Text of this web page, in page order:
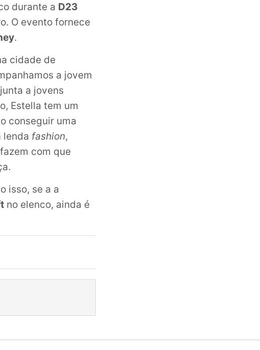
durante a D23
O evento fornece
.
cidade de
a jovem
a jovens
Estella tem um
conseguir uma
lenda fashion,
com que
isso, se a a
no elenco, ainda é